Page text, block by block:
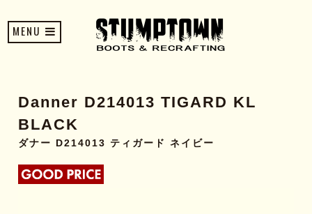
MENU
Danner D214013 TIGARD KL
BLACK
ダナー D214013 ティガード ネイビー